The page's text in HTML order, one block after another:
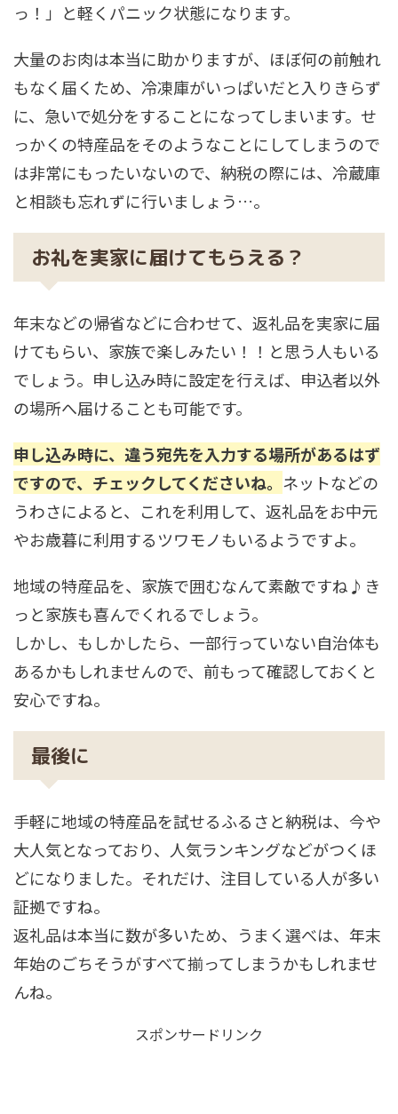
っ！」と軽くパニック状態になります。
大量のお肉は本当に助かりますが、ほぼ何の前触れ
もなく届くため、冷凍庫がいっぱいだと入りきらず
に、急いで処分をすることになってしまいます。せ
っかくの特産品をそのようなことにしてしまうので
は非常にもったいないので、納税の際には、冷蔵庫
と相談も忘れずに行いましょう…。
お礼を実家に届けてもらえる？
年末などの帰省などに合わせて、返礼品を実家に届
けてもらい、家族で楽しみたい！！と思う人もいる
でしょう。申し込み時に設定を行えば、申込者以外
の場所へ届けることも可能です。
申し込み時に、違う宛先を入力する場所があるはず
ですので、チェックしてくださいね。 ネットなどの
うわさによると、これを利用して、返礼品をお中元
やお歳暮に利用するツワモノもいるようですよ。
地域の特産品を、家族で囲むなんて素敵ですね♪き
っと家族も喜んでくれるでしょう。
しかし、もしかしたら、一部行っていない自治体も
あるかもしれませんので、前もって確認しておくと
安心ですね。
最後に
手軽に地域の特産品を試せるふるさと納税は、今や
大人気となっており、人気ランキングなどがつくほ
どになりました。それだけ、注目している人が多い
証拠ですね。
返礼品は本当に数が多いため、うまく選べは、年末
年始のごちそうがすべて揃ってしまうかもしれませ
んね。
スポンサードリンク